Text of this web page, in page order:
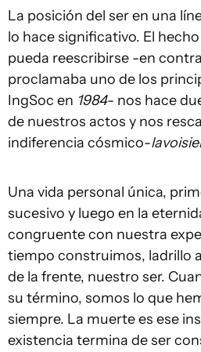
La posición del ser en una
lo hace significativo. El
pueda reescribirse -en
proclamaba uno de los
IngSoc en 1984- nos hace
de nuestros actos y nos
indiferencia cósmico-
Una vida personal única,
sucesivo y luego en la
congruente con nuestra
tiempo construimos, ladrillo
de la frente, nuestro ser.
su término, somos lo que
siempre. La muerte es ese
existencia termina de ser